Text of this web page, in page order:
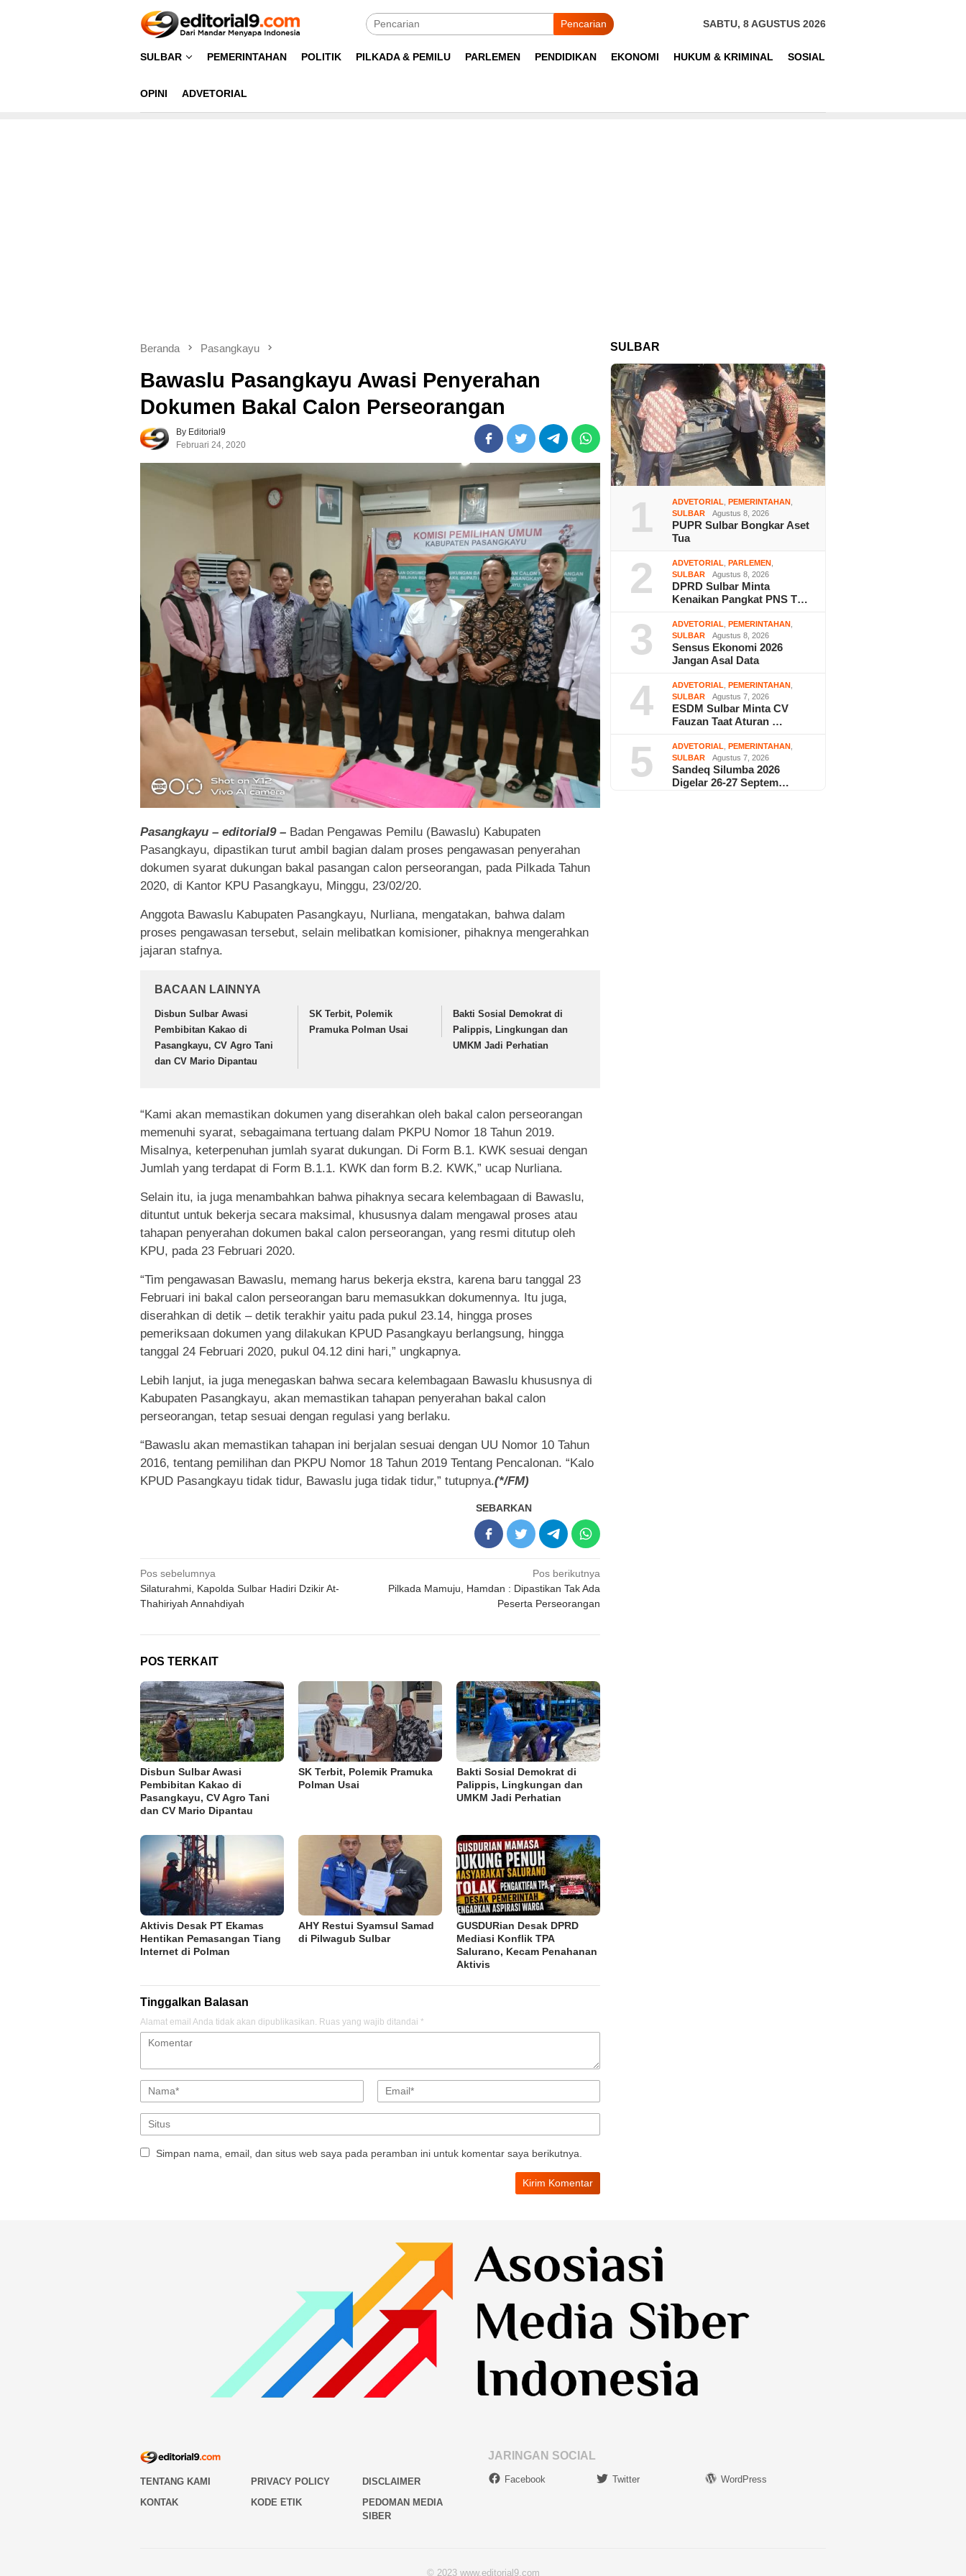
Pencarian SABTU, 8 AGUSTUS 2026
SULBAR PEMERINTAHAN POLITIK PILKADA & PEMILU PARLEMEN PENDIDIKAN EKONOMI HUKUM & KRIMINAL SOSIAL
OPINI ADVETORIAL
Beranda Pasangkayu
Bawaslu Pasangkayu Awasi Penyerahan
Dokumen Bakal Calon Perseorangan
By Editorial9
Februari 24, 2020
Pasangkayu – editorial9 – Badan Pengawas Pemilu (Bawaslu) Kabupaten
Pasangkayu, dipastikan turut ambil bagian dalam proses pengawasan penyerahan
dokumen syarat dukungan bakal pasangan calon perseorangan, pada Pilkada Tahun
2020, di Kantor KPU Pasangkayu, Minggu, 23/02/20.
Anggota Bawaslu Kabupaten Pasangkayu, Nurliana, mengatakan, bahwa dalam
proses pengawasan tersebut, selain melibatkan komisioner, pihaknya mengerahkan
jajaran stafnya.
BACAAN LAINNYA
Disbun Sulbar Awasi
Pembibitan Kakao di
Pasangkayu, CV Agro Tani
dan CV Mario Dipantau
SK Terbit, Polemik
Pramuka Polman Usai
Bakti Sosial Demokrat di
Palippis, Lingkungan dan
UMKM Jadi Perhatian
“Kami akan memastikan dokumen yang diserahkan oleh bakal calon perseorangan
memenuhi syarat, sebagaimana tertuang dalam PKPU Nomor 18 Tahun 2019.
Misalnya, keterpenuhan jumlah syarat dukungan. Di Form B.1. KWK sesuai dengan
Jumlah yang terdapat di Form B.1.1. KWK dan form B.2. KWK,” ucap Nurliana.
Selain itu, ia juga menambahkan bahwa pihaknya secara kelembagaan di Bawaslu,
dituntut untuk bekerja secara maksimal, khususnya dalam mengawal proses atau
tahapan penyerahan dokumen bakal calon perseorangan, yang resmi ditutup oleh
KPU, pada 23 Februari 2020.
“Tim pengawasan Bawaslu, memang harus bekerja ekstra, karena baru tanggal 23
Februari ini bakal calon perseorangan baru memasukkan dokumennya. Itu juga,
diserahkan di detik – detik terakhir yaitu pada pukul 23.14, hingga proses
pemeriksaan dokumen yang dilakukan KPUD Pasangkayu berlangsung, hingga
tanggal 24 Februari 2020, pukul 04.12 dini hari,” ungkapnya.
Lebih lanjut, ia juga menegaskan bahwa secara kelembagaan Bawaslu khususnya di
Kabupaten Pasangkayu, akan memastikan tahapan penyerahan bakal calon
perseorangan, tetap sesuai dengan regulasi yang berlaku.
“Bawaslu akan memastikan tahapan ini berjalan sesuai dengan UU Nomor 10 Tahun
2016, tentang pemilihan dan PKPU Nomor 18 Tahun 2019 Tentang Pencalonan. “Kalo
KPUD Pasangkayu tidak tidur, Bawaslu juga tidak tidur,” tutupnya.(*/FM)
SEBARKAN
Navigasi
pos
Pos sebelumnya
Silaturahmi, Kapolda Sulbar Hadiri Dzikir At-
Thahiriyah Annahdiyah
Pos berikutnya
Pilkada Mamuju, Hamdan : Dipastikan Tak Ada
Peserta Perseorangan
POS TERKAIT
Disbun Sulbar Awasi
Pembibitan Kakao di
Pasangkayu, CV Agro Tani
dan CV Mario Dipantau
SK Terbit, Polemik Pramuka
Polman Usai
Bakti Sosial Demokrat di
Palippis, Lingkungan dan
UMKM Jadi Perhatian
Aktivis Desak PT Ekamas
Hentikan Pemasangan Tiang
Internet di Polman
AHY Restui Syamsul Samad
di Pilwagub Sulbar
GUSDURian Desak DPRD
Mediasi Konflik TPA
Salurano, Kecam Penahanan
Aktivis
Tinggalkan Balasan
Alamat email Anda tidak akan dipublikasikan. Ruas yang wajib ditandai *
Simpan nama, email, dan situs web saya pada peramban ini untuk komentar saya berikutnya.
SULBAR
1 ADVETORIAL ,PEMERINTAHAN
SULBAR
Agustus 8, 2026
PUPR Sulbar Bongkar Aset
Tua
2 ADVETORIAL ,PARLEMEN
SULBAR
Agustus 8, 2026
DPRD Sulbar Minta
Kenaikan Pangkat PNS T…
3 ADVETORIAL ,PEMERINTAHAN
SULBAR
Agustus 8, 2026
Sensus Ekonomi 2026
Jangan Asal Data
4 ADVETORIAL ,PEMERINTAHAN
SULBAR
Agustus 7, 2026
ESDM Sulbar Minta CV
Fauzan Taat Aturan …
5 ADVETORIAL ,PEMERINTAHAN
SULBAR
Agustus 7, 2026
Sandeq Silumba 2026
Digelar 26-27 Septem…
TENTANG KAMI PRIVACY POLICY
DISCLAIMER
KONTAK
KODE ETIK
PEDOMAN MEDIA
SIBER
JARINGAN SOCIAL
Facebook Twitter WordPress
© 2023 www.editorial9.com